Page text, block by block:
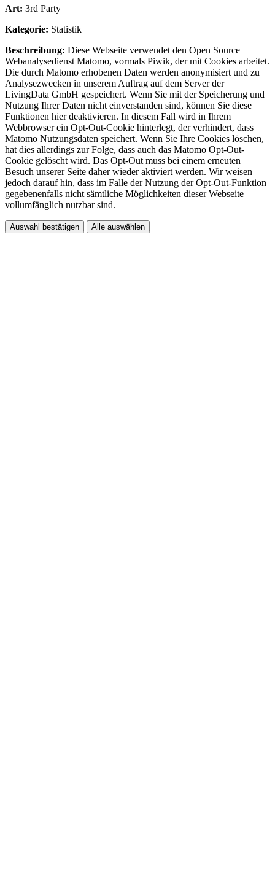
Art: 3rd Party
Kategorie: Statistik
Beschreibung: Diese Webseite verwendet den Open Source
Webanalysedienst Matomo, vormals Piwik, der mit Cookies arbeitet.
Die durch Matomo erhobenen Daten werden anonymisiert und zu
Analysezwecken in unserem Auftrag auf dem Server der
LivingData GmbH gespeichert. Wenn Sie mit der Speicherung und
Nutzung Ihrer Daten nicht einverstanden sind, können Sie diese
Funktionen hier deaktivieren. In diesem Fall wird in Ihrem
Webbrowser ein Opt-Out-Cookie hinterlegt, der verhindert, dass
Matomo Nutzungsdaten speichert. Wenn Sie Ihre Cookies löschen,
hat dies allerdings zur Folge, dass auch das Matomo Opt-Out-
Cookie gelöscht wird. Das Opt-Out muss bei einem erneuten
Besuch unserer Seite daher wieder aktiviert werden. Wir weisen
jedoch darauf hin, dass im Falle der Nutzung der Opt-Out-Funktion
gegebenenfalls nicht sämtliche Möglichkeiten dieser Webseite
vollumfänglich nutzbar sind.
Auswahl bestätigen Alle auswählen